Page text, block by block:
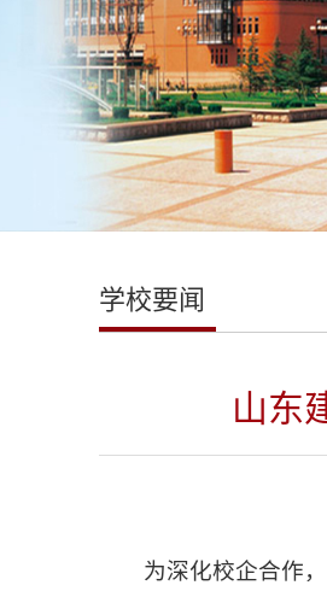
学校要闻
山东
为深化校企合作